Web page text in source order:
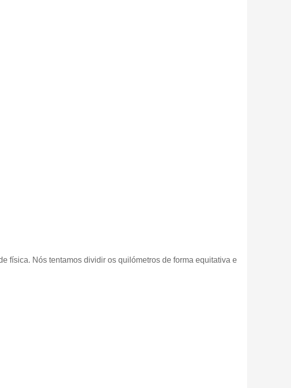
física. Nós tentamos dividir os quilómetros de forma equitativa e